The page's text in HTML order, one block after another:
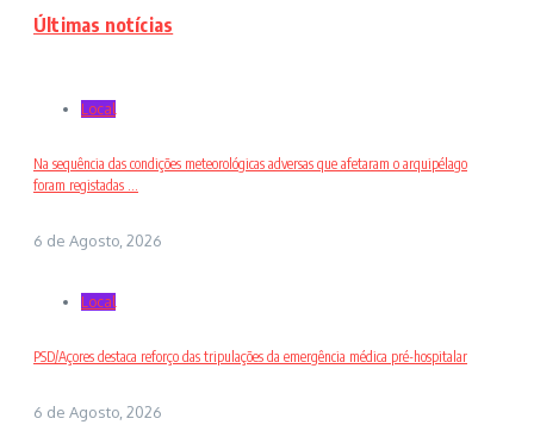
Últimas notícias
Local
Na sequência das condições meteorológicas adversas que afetaram o arquipélago
foram registadas ...
6 de Agosto, 2026
Local
PSD/Açores destaca reforço das tripulações da emergência médica pré-hospitalar
6 de Agosto, 2026